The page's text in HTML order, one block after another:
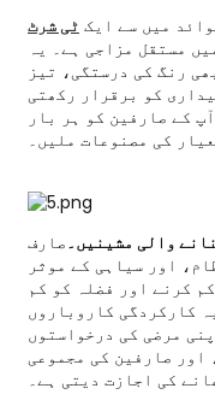
میں سے ایک ٹی شرٹ
مستقل مزاجی ہے۔ یہ
رنگ کی درستگی، تیز
کو برقرار رکھتی
کے صارفین کو ہر بار
کی مصنوعات ملیں۔
والی مشینیں۔صارف
اور سیاہی کے موثر
کرنے اور فضلہ کو کم
کارکردگی کاروباروں
مرضی کی درخواستوں
اور صارفین کی مجموعی
کی اجازت دیتی ہے۔